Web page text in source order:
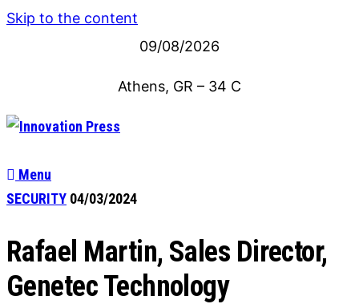
Skip to the content
09/08/2026
Athens, GR – 34 C
Menu
SECURITY 04/03/2024
Rafael Martin, Sales Director,
Genetec Technology